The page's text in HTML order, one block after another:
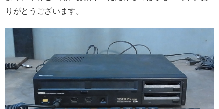
りがとうございます。